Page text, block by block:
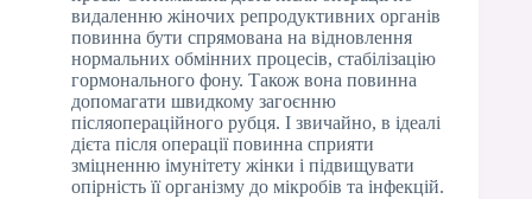
видаленню жіночих репродуктивних органів
повинна бути спрямована на відновлення
нормальних обмінних процесів, стабілізацію
гормонального фону. Також вона повинна
допомагати швидкому загоєнню
післяопераційного рубця. І звичайно, в ідеалі
дієта після операції повинна сприяти
зміцненню імунітету жінки і підвищувати
опірність її організму до мікробів та інфекцій.